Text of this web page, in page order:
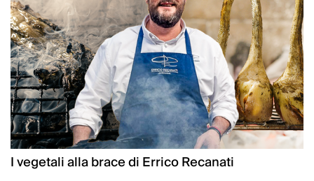
I vegetali alla brace di Errico Recanati